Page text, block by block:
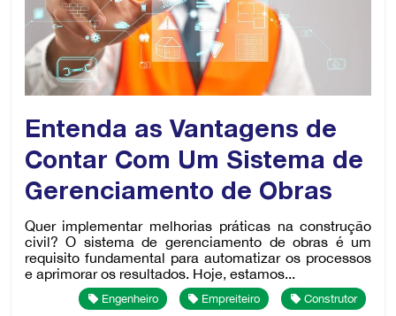
Engenheiro Empreiteiro Construtor
Entenda as Vantagens de
Contar Com Um Sistema de
Gerenciamento de Obras
Quer implementar melhorias práticas na construção
civil? O sistema de gerenciamento de obras é um
requisito fundamental para automatizar os processos
e aprimorar os resultados. Hoje, estamos...